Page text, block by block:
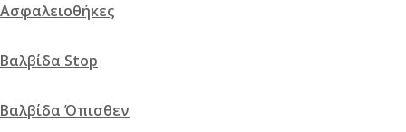
Ασφαλειοθήκες
Βαλβίδα Stop
Βαλβίδα Όπισθεν